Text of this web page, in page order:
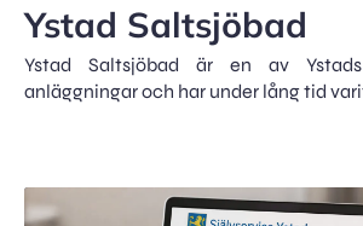
Ystad Saltsjöbad
Ystad Saltsjöbad är en av
anläggningar och har under lång tid